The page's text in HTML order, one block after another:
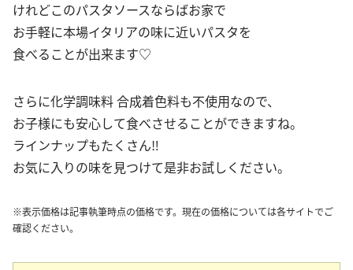
けれどこのパスタソースならばお家で
お手軽に本場イタリアの味に近いパスタを
食べることが出来ます♡
さらに化学調味料 合成着色料も不使用なので、
お子様にも安心して食べさせることができますね。
ラインナップもたくさん‼︎
お気に入りの味を見つけて是非お試しください。
※表示価格は記事執筆時点の価格です。現在の価格については各サイトでご
確認ください。